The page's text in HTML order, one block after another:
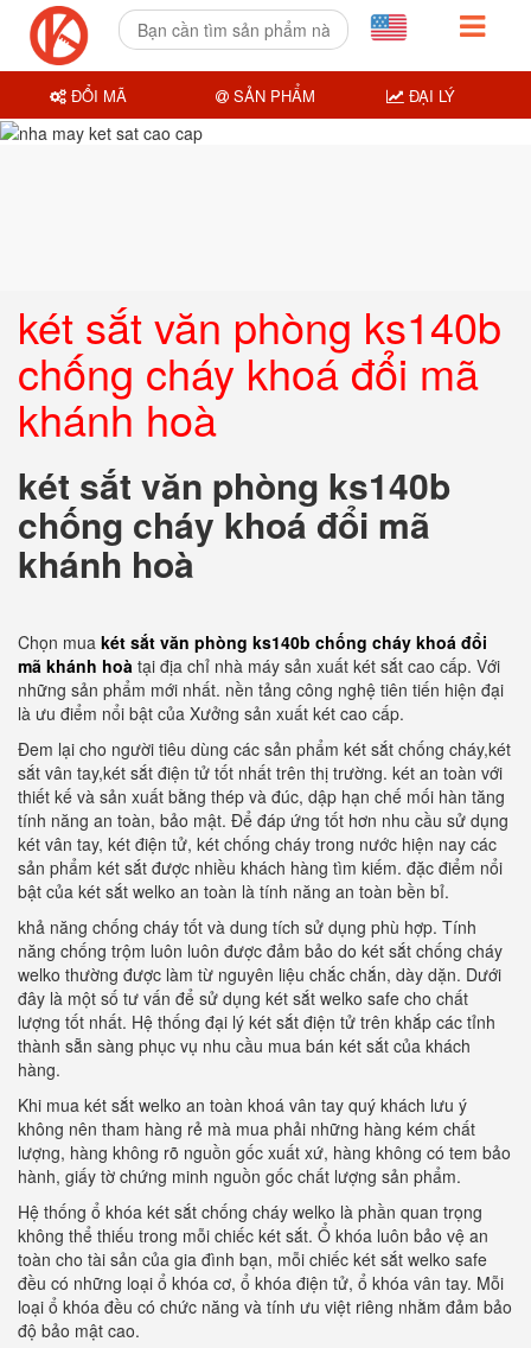
két sắt văn phòng ks140b
chống cháy khoá đổi mã
khánh hoà
két sắt văn phòng ks140b
chống cháy khoá đổi mã
khánh hoà
Chọn mua két sắt văn phòng ks140b chống cháy khoá đổi
mã khánh hoà tại địa chỉ nhà máy sản xuất két sắt cao cấp. Với
những sản phẩm mới nhất. nền tảng công nghệ tiên tiến hiện đại
là ưu điểm nổi bật của Xưởng sản xuất két cao cấp.
Đem lại cho người tiêu dùng các sản phẩm két sắt chống cháy,két
sắt vân tay,két sắt điện tử tốt nhất trên thị trường. két an toàn với
thiết kế và sản xuất bằng thép và đúc, dập hạn chế mối hàn tăng
tính năng an toàn, bảo mật. Để đáp ứng tốt hơn nhu cầu sử dụng
két vân tay, két điện tử, két chống cháy trong nước hiện nay các
sản phẩm két sắt được nhiều khách hàng tìm kiếm. đặc điểm nổi
bật của két sắt welko an toàn là tính năng an toàn bền bỉ.
khả năng chống cháy tốt và dung tích sử dụng phù hợp. Tính
năng chống trộm luôn luôn được đảm bảo do két sắt chống cháy
welko thường được làm từ nguyên liệu chắc chắn, dày dặn. Dưới
đây là một số tư vấn để sử dụng két sắt welko safe cho chất
lượng tốt nhất. Hệ thống đại lý két sắt điện tử trên khắp các tỉnh
thành sẵn sàng phục vụ nhu cầu mua bán két sắt của khách
hàng.
Khi mua két sắt welko an toàn khoá vân tay quý khách lưu ý
không nên tham hàng rẻ mà mua phải những hàng kém chất
lượng, hàng không rõ nguồn gốc xuất xứ, hàng không có tem bảo
hành, giấy tờ chứng minh nguồn gốc chất lượng sản phẩm.
Hệ thống ổ khóa két sắt chống cháy welko là phần quan trọng
không thể thiếu trong mỗi chiếc két sắt. Ổ khóa luôn bảo vệ an
toàn cho tài sản của gia đình bạn, mỗi chiếc két sắt welko safe
đều có những loại ổ khóa cơ, ổ khóa điện tử, ổ khóa vân tay. Mỗi
loại ổ khóa đều có chức năng và tính ưu việt riêng nhằm đảm bảo
độ bảo mật cao.
ĐỔI MÃ SẢN PHẨM ĐẠI LÝ